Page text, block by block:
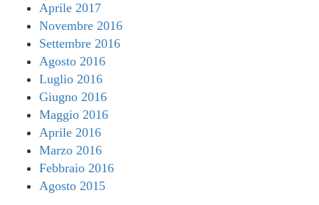
Aprile 2017
Novembre 2016
Settembre 2016
Agosto 2016
Luglio 2016
Giugno 2016
Maggio 2016
Aprile 2016
Marzo 2016
Febbraio 2016
Agosto 2015